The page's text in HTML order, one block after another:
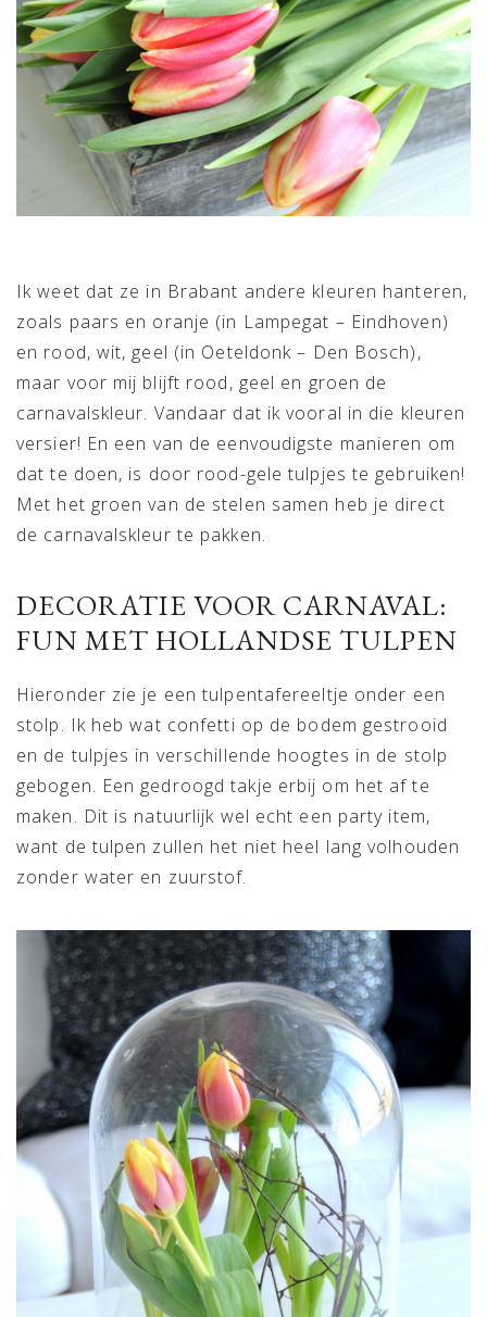
Ik weet dat ze in Brabant andere kleuren hanteren,
zoals paars en oranje (in Lampegat – Eindhoven)
en rood, wit, geel (in Oeteldonk – Den Bosch),
maar voor mij blijft rood, geel en groen de
carnavalskleur. Vandaar dat ik vooral in die kleuren
versier! En een van de eenvoudigste manieren om
dat te doen, is door rood-gele tulpjes te gebruiken!
Met het groen van de stelen samen heb je direct
de carnavalskleur te pakken.
DECORATIE VOOR CARNAVAL:
FUN MET HOLLANDSE TULPEN
Hieronder zie je een tulpentafereeltje onder een
stolp. Ik heb wat confetti op de bodem gestrooid
en de tulpjes in verschillende hoogtes in de stolp
gebogen. Een gedroogd takje erbij om het af te
maken. Dit is natuurlijk wel echt een party item,
want de tulpen zullen het niet heel lang volhouden
zonder water en zuurstof.